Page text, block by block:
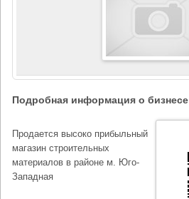
Подробная информация о бизнесе
Продается высоко прибыльный
магазин строительных
материалов в районе м. Юго-
Западная